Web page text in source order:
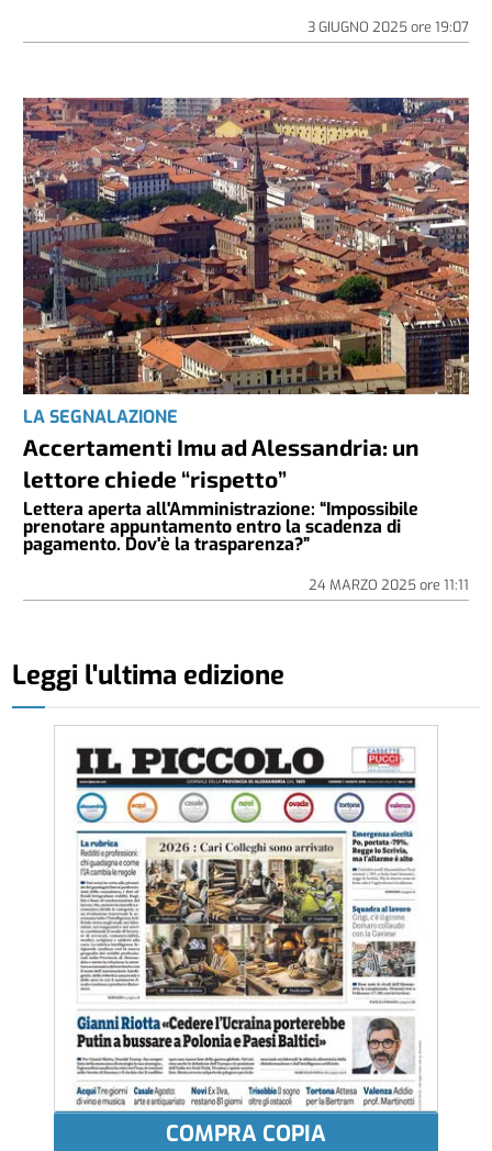
3 GIUGNO 2025ore 19:07
LA SEGNALAZIONE
Accertamenti Imu ad Alessandria: un
lettore chiede “rispetto”
Lettera aperta all'Amministrazione: “Impossibile
prenotare appuntamento entro la scadenza di
pagamento. Dov'è la trasparenza?”
24 MARZO 2025ore 11:11
Leggi l'ultima edizione
COMPRA COPIA